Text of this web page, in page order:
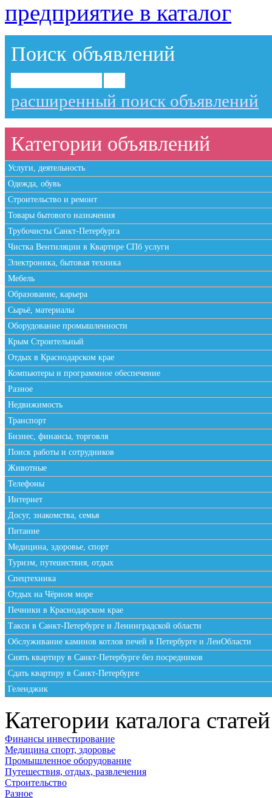
Поиск объявлений
расширенный поиск объявлений
Категории объявлений
Услуги, деятельность
Одежда, обувь
Строительство и ремонт
Товары бытового назначения
Трубочисты Санкт-Петербурга
Чистка Вентиляции в Квартире СПб услуги
Электроника, бытовая техника
Мебель
Образование, карьера
Сырьё, материалы
Оборудование промышленности
Крым Строительный
Отдых в Краснодарском крае
Компьютеры и программное обеспечение
Разное
Недвижимость
Транспорт
Бизнес, финансы, торговля
Поиск работы и сотрудников
Животные
Телефоны
Интернет
Досуг, знакомства, семья
Питание
Медицина, здоровье, спорт
Туризм, путешествия, отдых
Спецтехника
Отдых на Чёрном море
Печники в Краснодарском крае
Такси в Санкт-Петербурге и Ленинградской области
Обслуживание каминов котлов печей в Петербурге и ЛенОбласти
Снять квартиру в Санкт-Петербурге без посредников
Сдать квартиру в Санкт-Петербурге
Геленджик
Категории каталога статей
Финансы инвестирование
Медицина спорт, здоровье
Промышленное оборудование
Путешествия, отдых, развлечения
Строительство
Разное